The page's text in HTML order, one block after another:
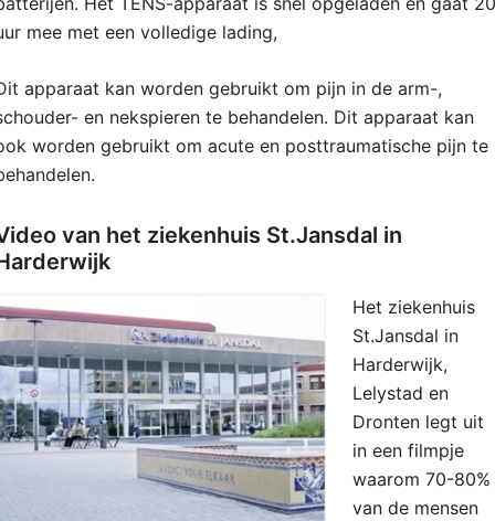
mee met een volledige lading,
apparaat kan worden gebruikt om pijn in de arm-,
en nekspieren te behandelen. Dit apparaat kan
worden gebruikt om acute en posttraumatische pijn te
van het ziekenhuis St.Jansdal in
Het ziekenhuis
St.Jansdal in
Harderwijk,
Lelystad en
Dronten legt uit
in een filmpje
waarom 70-80%
van de mensen